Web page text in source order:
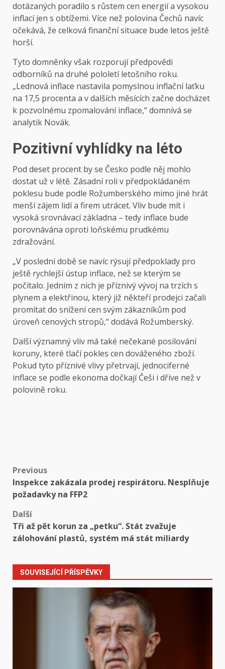
dotázaných poradilo s růstem cen energií a vysokou
inflací jen s obtížemi. Více než polovina Čechů navíc
očekává, že celková finanční situace bude letos ještě
horší.
Tyto domněnky však rozporují předpovědi
odborníků na druhé pololetí letošního roku.
„Lednová inflace nastavila pomyslnou inflační laťku
na 17,5 procenta a v dalších měsících začne docházet
k pozvolnému zpomalování inflace,“ domnívá se
analytik Novák.
Pozitivní vyhlídky na léto
Pod deset procent by se Česko podle něj mohlo
dostat už v létě. Zásadní roli v předpokládaném
poklesu bude podle Rožumberského mimo jiné hrát
menší zájem lidí a firem utrácet. Vliv bude mít i
vysoká srovnávací základna – tedy inflace bude
porovnávána oproti loňskému prudkému
zdražování.
„V poslední době se navíc rýsují předpoklady pro
ještě rychlejší ústup inflace, než se kterým se
počítalo. Jedním z nich je příznivý vývoj na trzích s
plynem a elektřinou, který již někteří prodejci začali
promítat do snížení cen svým zákazníkům pod
úroveň cenových stropů,“ dodává Rožumberský.
Další významný vliv má také nečekané posilování
koruny, které tlačí pokles cen dováženého zboží.
Pokud tyto příznivé vlivy přetrvají, jednociferné
inflace se podle ekonoma dočkají Češi i dříve než v
polovině roku.
Post
navigation
Previous
Inspekce zakázala prodej respirátoru. Nesplňuje
požadavky na FFP2
Další
Tři až pět korun za „petku“. Stát zvažuje
zálohování plastů, systém má stát miliardy
SOUVISEJÍCÍ PŘÍSPĚVKY